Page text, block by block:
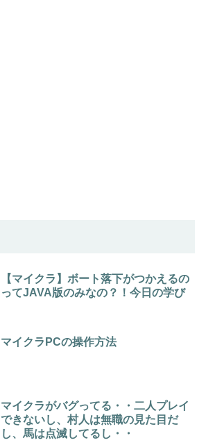
【マイクラ】ボート落下がつかえるの
ってJAVA版のみなの？！今日の学び
マイクラPCの操作方法
マイクラがバグってる・・二人プレイ
できないし、村人は無職の見た目だ
し、馬は点滅してるし・・